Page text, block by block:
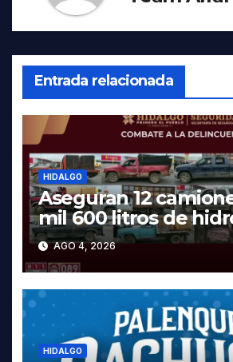
Entrada relacionada
HIDALGO
Aseguran 12
mil 600 litros de
y dos vehículos
Tula
AGO 4, 2026
HIDALGO